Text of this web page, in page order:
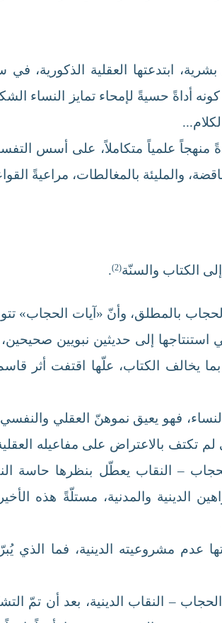
ابتدعتها العقلية الذكورية، في
أداةً حسيةً لإمحاء تمايز النساء
منهجاً علمياً متكاملاً، على أسس
والمليئة بالمغالطات، مراعيةً
الكتاب والسنّة(2)
.
بالمطلق، وأنّ «آيات الحجاب»
إلى حديثين نبويين
يخالف الكتاب، علّها اقتفت أثر
فهو يعيق نموهنّ العقلي والنفسي،
تكتف بالاعتراض على مفاعيله
– النقاب يعطّل بنظرها حاسة
الدينية والمدنية، مستلّةً هذه
عدم مشروعيته الدينية، فما الذي
– النقاب الدينية، بعد أن تمّ